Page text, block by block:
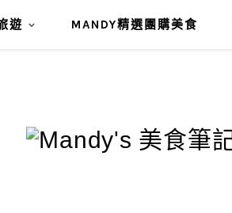
遊 MANDY精選團購美食